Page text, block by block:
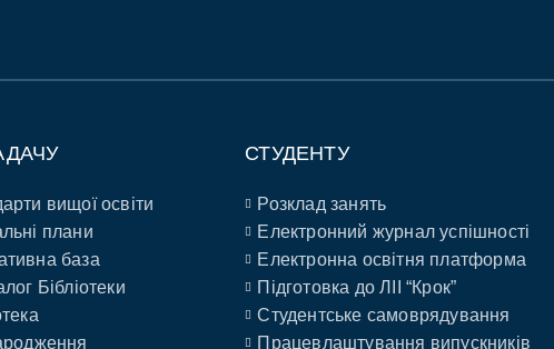
вищої освіти
плани
база
Бібліотеки
СТУДЕНТУ
Розклад занять
Електронний журнал успішності
Електронна освітня платформа
Підготовка до ЛІІ “Крок”
Студентське самоврядування
Працевлаштування випускників